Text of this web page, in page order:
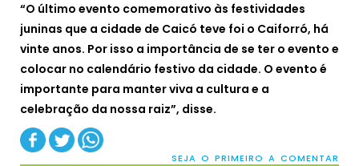
“O último evento comemorativo às festividades
juninas que a cidade de Caicó teve foi o Caiforró, há
vinte anos. Por isso a importância de se ter o evento e
colocar no calendário festivo da cidade. O evento é
importante para manter viva a cultura e a
celebração da nossa raiz”, disse.
SEJA O PRIMEIRO A COMENTAR